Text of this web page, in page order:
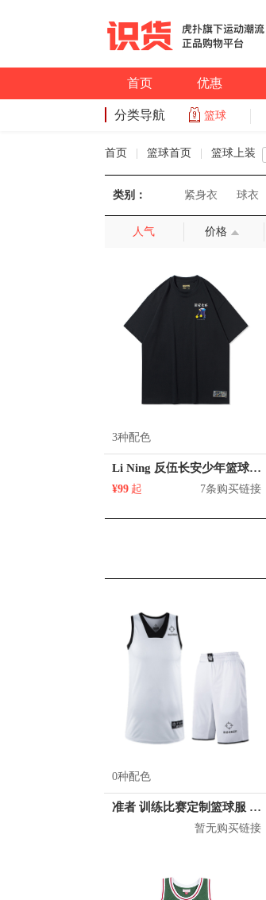
首页 优惠
分类导航 篮球
首页 篮球首页 篮球上装
类别： 紧身衣 球衣
人气 价格
3种配色
Li Ning 反伍长安少年篮球系列印花圆领短袖T恤 AHSQ907
¥99 起 7条购买链接
0种配色
准者 训练比赛定制篮球服 Z17110105
暂无购买链接